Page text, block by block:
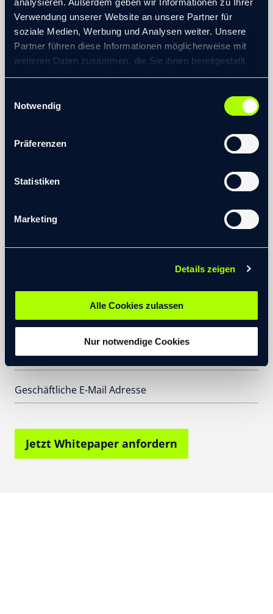
Verwendung unserer Website an unsere Partner für
soziale Medien, Werbung und Analysen weiter. Unsere
Partner führen diese Informationen möglicherweise mit
weiteren Daten zusammen, die Sie ihnen bereitgestellt
haben oder die sie im Rahmen Ihrer Nutzung der Dienste
© 2026 transformis Consulting SE
Notwendig
Präferenzen
Statistiken
Marketing
Details zeigen
Alle Cookies zulassen
Nur notwendige Cookies
Organisationsberatung für
unseren Beratungsleistungen für
Familienunternehmen herunter.